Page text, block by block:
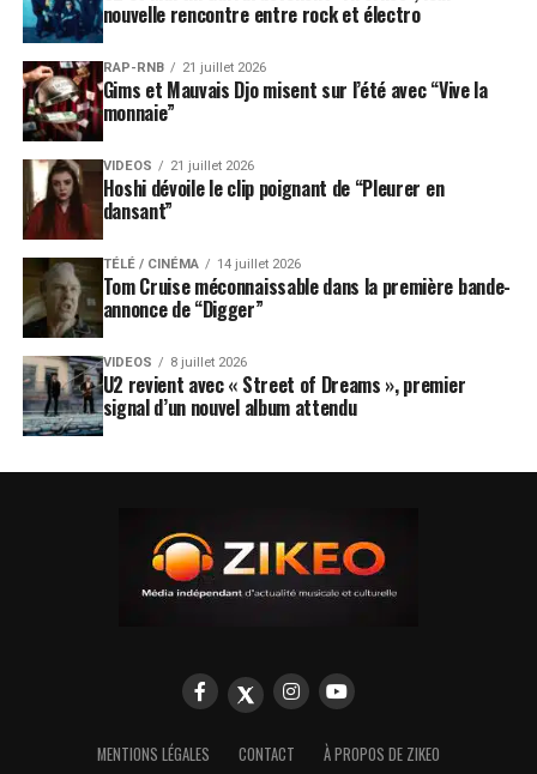
nouvelle rencontre entre rock et électro
RAP-RNB 21 juillet 2026
Gims et Mauvais Djo misent sur l’été avec “Vive la
monnaie”
VIDEOS 21 juillet 2026
Hoshi dévoile le clip poignant de “Pleurer en
dansant”
TÉLÉ / CINÉMA 14 juillet 2026
Tom Cruise méconnaissable dans la première bande-
annonce de “Digger”
VIDEOS 8 juillet 2026
U2 revient avec « Street of Dreams », premier
signal d’un nouvel album attendu
MENTIONS LÉGALES CONTACT
À PROPOS DE ZIKEO